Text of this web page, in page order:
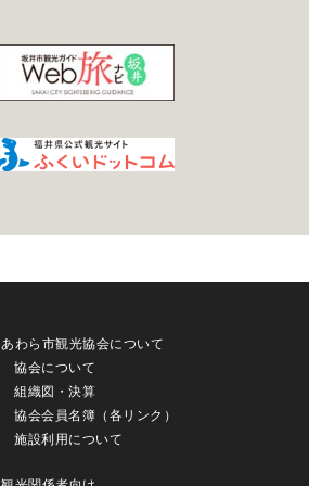
あわら市観光協会について
協会について
組織図・決算
協会会員名簿（各リンク）
施設利用について